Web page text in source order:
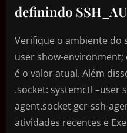
definindo
Verifique o ambiente do
user show-environment;
é o valor atual. Além
.socket: systemctl –user
agent.socket gcr-ssh-
atividades recentes e